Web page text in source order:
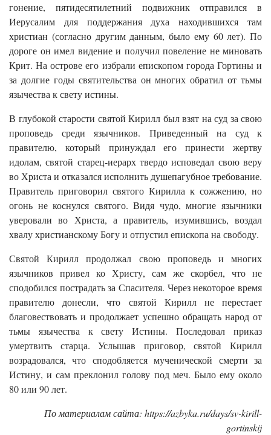
гонение, пятидесятилетний подвижник отправился в
Иерусалим для поддержания духа находившихся там
христиан (согласно другим данным, было ему 60 лет). По
дороге он имел видение и получил повеление не миновать
Крит. На острове его избрали епископом города Гортины и
за долгие годы святительства он многих обратил от тьмы
язычества к свету истины.
В глубокой старости святой Кирилл был взят на суд за свою
проповедь среди язычников. Приведенный на суд к
правителю, который принуждал его принести жертву
идолам, святой старец-иерарх твердо исповедал свою веру
во Христа и отказался исполнить душепагубное требование.
Правитель приговорил святого Кирилла к сожжению, но
огонь не коснулся святого. Видя чудо, многие язычники
уверовали во Христа, а правитель, изумившись, воздал
хвалу христианскому Богу и отпустил епископа на свободу.
Святой Кирилл продолжал свою проповедь и многих
язычников привел ко Христу, сам же скорбел, что не
сподобился пострадать за Спасителя. Через некоторое время
правителю донесли, что святой Кирилл не перестает
благовествовать и продолжает успешно обращать народ от
тьмы язычества к свету Истины. Последовал приказ
умертвить старца. Услышав приговор, святой Кирилл
возрадовался, что сподобляется мученической смерти за
Истину, и сам преклонил голову под меч. Было ему около
80 или 90 лет.
По материалам сайта: https://azbyka.ru/days/sv-kirill-
gortinskij